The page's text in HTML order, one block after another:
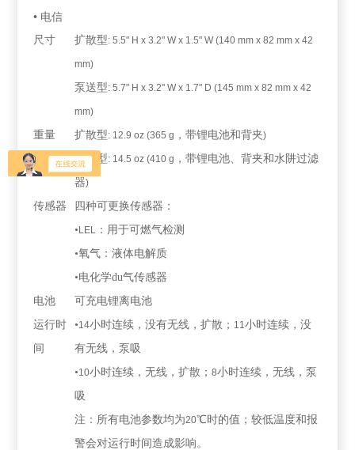
• 电信
尺寸 扩散型: 5.5" H x 3.2" W x 1.5" W (140 mm x 82 mm x 42
mm)
泵送型: 5.7" H x 3.2" W x 1.7" D (145 mm x 82 mm x 42
mm)
重量 扩散型: 12.9 oz (365 g ，带锂电池和背夹)
泵吸型: 14.5 oz (410 g ，带锂电池、背夹和水阱过滤
器)
传感器
四种可更换传感器：
• LEL ：用于可燃气检测
•氧气：液体电解质
•电化学du气传感器
电池
可充电锂离电池
运行时
间
•14小时连续，没有无线，扩散； 11小时连续，没
有无线，泵吸
•10小时连续，无线，扩散；8小时连续，无线，泵
吸
注：所有电池参数均为20℃时的值；较低温度和报
警会对运行时间造成影响。